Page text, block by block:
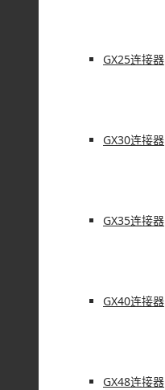
GX25连接器
GX30连接器
GX35连接器
GX40连接器
GX48连接器